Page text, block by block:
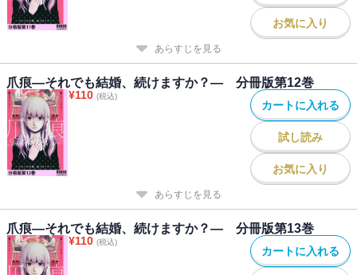
お気に入り
あらすじを見る
爪痕―それでも結婚、続けますか？― 分冊版第12巻
¥110 (税込)
カートに入れる
試し読み
お気に入り
あらすじを見る
爪痕―それでも結婚、続けますか？― 分冊版第13巻
¥110 (税込)
カートに入れる